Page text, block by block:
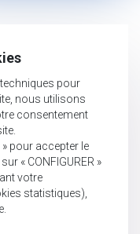
pour
nous utilisons
consentement
pour accepter le
« CONFIGURER »
votre
statistiques),